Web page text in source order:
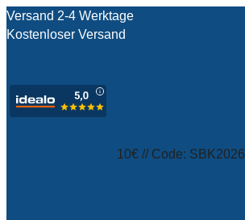
Versand 2-4 Werktage
Kostenloser Versand
10€ // Code: SBK2026